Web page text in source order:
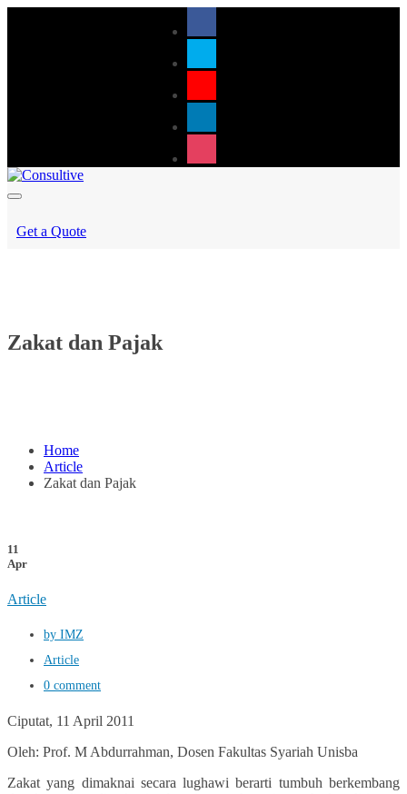
Get a Quote
Zakat dan Pajak
Home
Article
Zakat dan Pajak
11
Apr
Article
by IMZ
Article
0 comment
Ciputat, 11 April 2011
Oleh: Prof. M Abdurrahman, Dosen Fakultas Syariah Unisba
Zakat yang dimaknai secara lughawi berarti tumbuh berkembang